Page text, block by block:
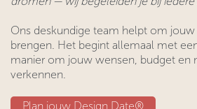
Ons deskundige team helpt om
brengen. Het begint allemaal met
manier om jouw wensen, budget en
verkennen.
Plan jouw Design ​​Date®​​